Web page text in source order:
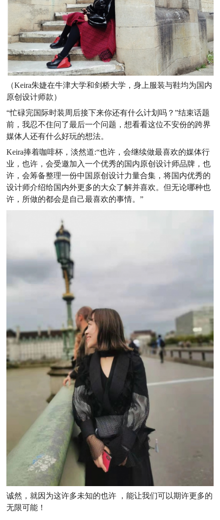
（Keira朱婕在牛津大学和剑桥大学，身上服装与鞋均为国内
原创设计师款）
“忙碌完国际时装周后接下来你还有什么计划吗？”结束话题
前，我忍不住问了最后一个问题，想看看这位不安份的跨界
媒体人还有什么好玩的想法。
Keira捧着咖啡杯，淡然道:“也许，会继续做最喜欢的媒体行
业，也许，会受邀加入一个优秀的国内原创设计师品牌，也
许，会筹备整理一份中国原创设计力量合集，将国内优秀的
设计师介绍给国内外更多的大众了解并喜欢。但无论哪种也
许，所做的都会是自己最喜欢的事情。”
诚然，就因为这许多未知的也许 ，能让我们可以期许更多的
无限可能！